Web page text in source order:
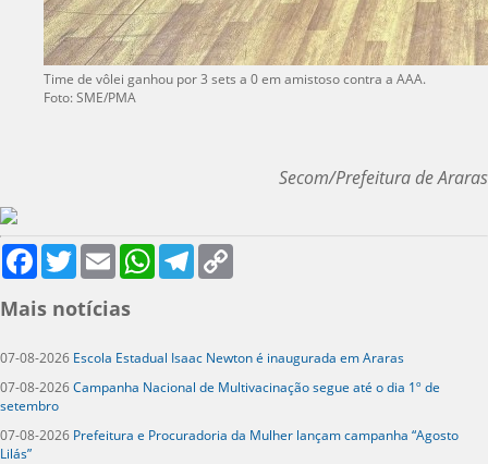
Time de vôlei ganhou por 3 sets a 0 em amistoso contra a AAA.
Foto: SME/PMA
Secom/Prefeitura de Araras
FacebookTwitter Email WhatsAppTelegram
Mais notícias
07-08-2026 Escola Estadual Isaac Newton é inaugurada em Araras
07-08-2026Campanha Nacional de Multivacinação segue até o dia 1º de
setembro
07-08-2026 Prefeitura e Procuradoria da Mulher lançam campanha “Agosto
Lilás”